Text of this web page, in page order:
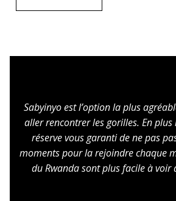
Sabyinyo est l’option la plus
aller rencontrer les gorilles. En
réserve vous garanti de ne pas
moments pour la rejoindre chaque
du Rwanda sont plus facile à voir